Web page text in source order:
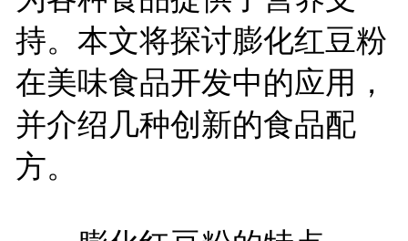
持。本文将探讨膨化红豆粉
在美味食品开发中的应用，
并介绍几种创新的食品配
方。